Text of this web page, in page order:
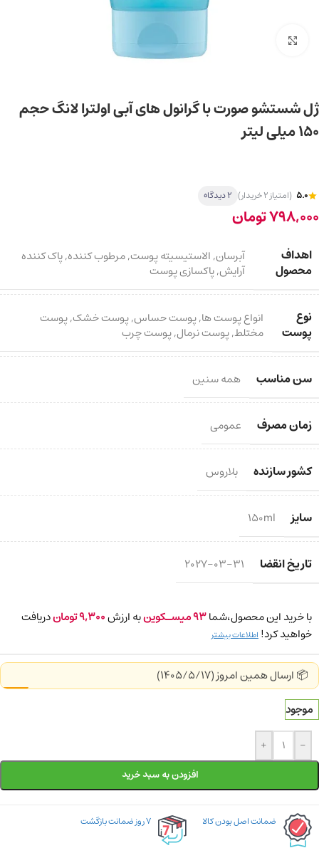
برای بزرگ‌نمایی کلیک کنید
ژل شستشو صورت با گرانول های آبی اولترا لانگ حجم
150 میلی لیتر
5.0 (امتیاز 2 خریدار) 2 دیدگاه
798,000تومان
اهداف
محصول
آبرسان,الاستیسیته پوست,مرطوب کننده,پاک کننده
آرایش,پاکسازی پوست
نوع
پوست
انواع پوست ها,پوست حساس,پوست خشک,پوست
مختلط,پوست نرمال,پوست چرب
سن مناسب همه سنین
زمان مصرف عمومی
کشور سازنده بلاروس
سایز 150ml
تاریخ انقضا 2027-03-31
با خرید این محصول،شما93میسـکوینبه ارزش9,300توماندریافت
خواهید کرد! اطلاعات بیشتر
📦 ارسال همین امروز (1405/5/17)
موجود
-
+
افزودن به سبد خرید
ضمانت اصل بودن کالا ۷ روز ضمانت بازگشت